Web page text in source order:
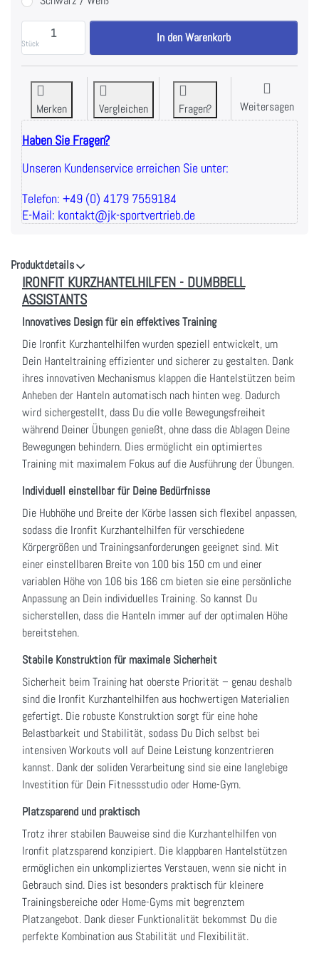
Stück
IRONFIT KURZHANTELHILFEN - DUMBBELL
In den Warenkorb
Merken Vergleichen Fragen? Weitersagen
Haben Sie Fragen?
Unseren Kundenservice erreichen Sie unter:
Telefon: +49 (0) 4179 7559184
E-Mail: kontakt@jk-sportvertrieb.de
Produktdetails
IRONFIT KURZHANTELHILFEN - DUMBBELL
ASSISTANTS
Innovatives Design für ein effektives Training
Die Ironfit Kurzhantelhilfen wurden speziell entwickelt, um
Dein Hanteltraining effizienter und sicherer zu gestalten. Dank
ihres innovativen Mechanismus klappen die Hantelstützen beim
Anheben der Hanteln automatisch nach hinten weg. Dadurch
wird sichergestellt, dass Du die volle Bewegungsfreiheit
während Deiner Übungen genießt, ohne dass die Ablagen Deine
Bewegungen behindern. Dies ermöglicht ein optimiertes
Training mit maximalem Fokus auf die Ausführung der Übungen.
Individuell einstellbar für Deine Bedürfnisse
Die Hubhöhe und Breite der Körbe lassen sich flexibel anpassen,
sodass die Ironfit Kurzhantelhilfen für verschiedene
Körpergrößen und Trainingsanforderungen geeignet sind. Mit
einer einstellbaren Breite von 100 bis 150 cm und einer
variablen Höhe von 106 bis 166 cm bieten sie eine persönliche
Anpassung an Dein individuelles Training. So kannst Du
sicherstellen, dass die Hanteln immer auf der optimalen Höhe
bereitstehen.
Stabile Konstruktion für maximale Sicherheit
Sicherheit beim Training hat oberste Priorität – genau deshalb
sind die Ironfit Kurzhantelhilfen aus hochwertigen Materialien
gefertigt. Die robuste Konstruktion sorgt für eine hohe
Belastbarkeit und Stabilität, sodass Du Dich selbst bei
intensiven Workouts voll auf Deine Leistung konzentrieren
kannst. Dank der soliden Verarbeitung sind sie eine langlebige
Investition für Dein Fitnessstudio oder Home-Gym.
Platzsparend und praktisch
Trotz ihrer stabilen Bauweise sind die Kurzhantelhilfen von
Ironfit platzsparend konzipiert. Die klappbaren Hantelstützen
ermöglichen ein unkompliziertes Verstauen, wenn sie nicht in
Gebrauch sind. Dies ist besonders praktisch für kleinere
Trainingsbereiche oder Home-Gyms mit begrenztem
Platzangebot. Dank dieser Funktionalität bekommst Du die
perfekte Kombination aus Stabilität und Flexibilität.